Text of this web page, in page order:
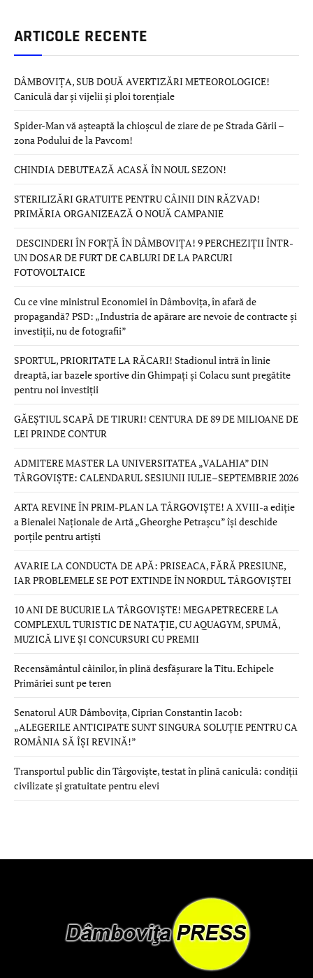
ARTICOLE RECENTE
DÂMBOVIȚA, SUB DOUĂ AVERTIZĂRI METEOROLOGICE!
Caniculă dar și vijelii și ploi torențiale
Spider-Man vă așteaptă la chioșcul de ziare de pe Strada Gării –
zona Podului de la Pavcom!
CHINDIA DEBUTEAZĂ ACASĂ ÎN NOUL SEZON!
STERILIZĂRI GRATUITE PENTRU CÂINII DIN RĂZVAD!
PRIMĂRIA ORGANIZEAZĂ O NOUĂ CAMPANIE
DESCINDERI ÎN FORȚĂ ÎN DÂMBOVIȚA! 9 PERCHEZIȚII ÎNTR-
UN DOSAR DE FURT DE CABLURI DE LA PARCURI
FOTOVOLTAICE
Cu ce vine ministrul Economiei în Dâmbovița, în afară de
propagandă? PSD: „Industria de apărare are nevoie de contracte și
investiții, nu de fotografii”
SPORTUL, PRIORITATE LA RĂCARI! Stadionul intră în linie
dreaptă, iar bazele sportive din Ghimpați și Colacu sunt pregătite
pentru noi investiții
GĂEȘTIUL SCAPĂ DE TIRURI! CENTURA DE 89 DE MILIOANE DE
LEI PRINDE CONTUR
ADMITERE MASTER LA UNIVERSITATEA „VALAHIA” DIN
TÂRGOVIȘTE: CALENDARUL SESIUNII IULIE–SEPTEMBRIE 2026
ARTA REVINE ÎN PRIM-PLAN LA TÂRGOVIȘTE! A XVIII-a ediție
a Bienalei Naționale de Artă „Gheorghe Petrașcu” își deschide
porțile pentru artiști
AVARIE LA CONDUCTA DE APĂ: PRISEACA, FĂRĂ PRESIUNE,
IAR PROBLEMELE SE POT EXTINDE ÎN NORDUL TÂRGOVIȘTEI
10 ANI DE BUCURIE LA TÂRGOVIȘTE! MEGAPETRECERE LA
COMPLEXUL TURISTIC DE NATAȚIE, CU AQUAGYM, SPUMĂ,
MUZICĂ LIVE ȘI CONCURSURI CU PREMII
Recensământul câinilor, în plină desfășurare la Titu. Echipele
Primăriei sunt pe teren
Senatorul AUR Dâmbovița, Ciprian Constantin Iacob:
„ALEGERILE ANTICIPATE SUNT SINGURA SOLUȚIE PENTRU CA
ROMÂNIA SĂ ÎȘI REVINĂ!”
Transportul public din Târgoviște, testat în plină caniculă: condiții
civilizate și gratuitate pentru elevi